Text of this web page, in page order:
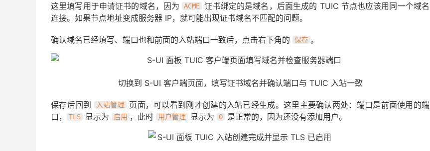
这里填写用于申请证书的域名，因为 ACME 证书绑定的是域名，后面生成的 TUIC 节点也应该用同一个域名
连接。如果节点地址变成服务器 IP，就可能出现证书域名不匹配的问题。
确认域名已经填写、端口也和前面的入站端口一致后，点击右下角的 保存 。
切换到 S-UI 客户端页面，填写证书域名并确认端口与 TUIC 入站一致
保存后回到 入站管理
页面，可以看到刚才创建的入站已经生成。这里主要确认两处：端口是前面使用的端
口，
TLS 显示为 启用 ，此时 用户管理 显示为 0 是正常的，因为还没有添加用户。